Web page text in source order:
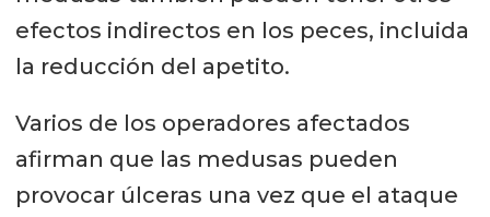
efectos indirectos en los peces, incluida
la reducción del apetito.
Varios de los operadores afectados
afirman que las medusas pueden
provocar úlceras una vez que el ataque